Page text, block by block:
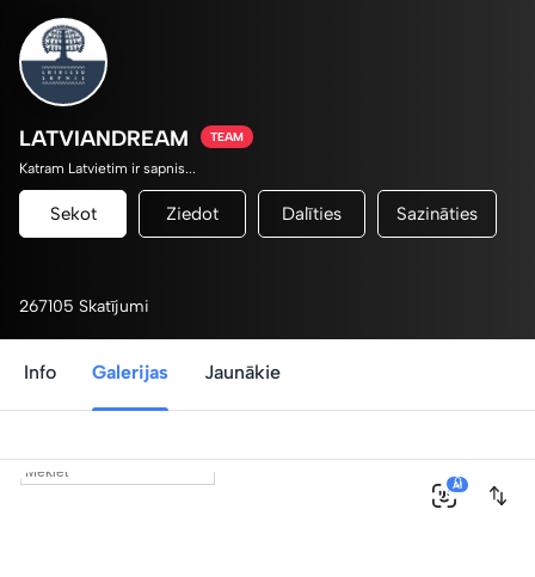
LATVIANDREAM TEAM
Katram Latvietim ir sapnis...
Sekot Ziedot Dalīties Sazināties
267105 Skatījumi
Info Galerijas Jaunākie
0
AI